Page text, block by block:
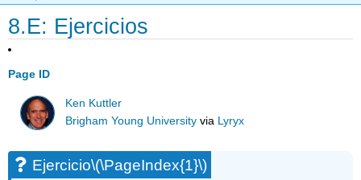
8.E: Ejercicios
Page ID
Ken Kuttler
Brigham Young University via Lyryx
Ejercicio\(\PageIndex{1}\)